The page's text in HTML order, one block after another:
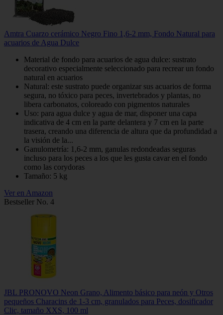
Amtra Cuarzo cerámico Negro Fino 1,6-2 mm, Fondo Natural para
acuarios de Agua Dulce
Material de fondo para acuarios de agua dulce: sustrato
decorativo especialmente seleccionado para recrear un fondo
natural en acuarios
Natural: este sustrato puede organizar sus acuarios de forma
segura, no tóxico para peces, invertebrados y plantas, no
libera carbonatos, coloreado con pigmentos naturales
Uso: para agua dulce y agua de mar, disponer una capa
indicativa de 4 cm en la parte delantera y 7 cm en la parte
trasera, creando una diferencia de altura que da profundidad a
la visión de la...
Ganulometría: 1,6-2 mm, ganulas redondeadas seguras
incluso para los peces a los que les gusta cavar en el fondo
como las corydoras
Tamaño: 5 kg
Ver en Amazon
Bestseller No. 4
JBL PRONOVO Neon Grano, Alimento básico para neón y Otros
pequeños Characins de 1-3 cm, granulados para Peces, dosificador
Clic, tamaño XXS, 100 ml